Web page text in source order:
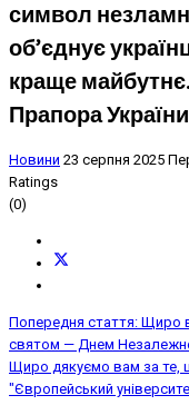
символ
об’єднує
краще
Прапора
Новини 23 серпня 2025
Ratings
(0)
Попередня стаття: Щиро
святом — Днем
Щиро дякуємо вам за те,
"Європейський